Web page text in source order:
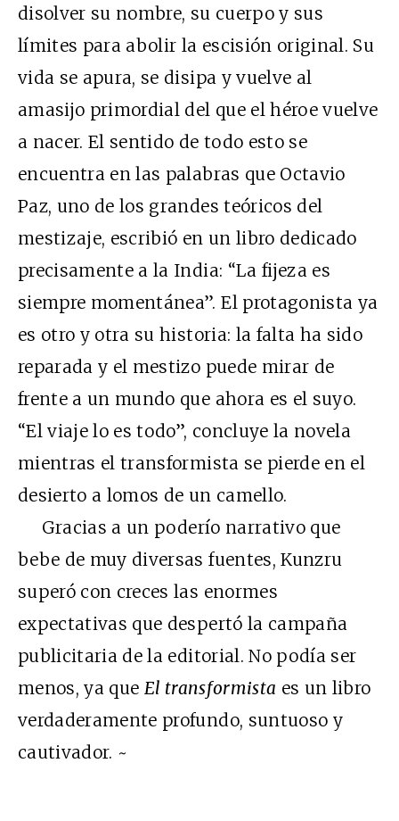
disolver su nombre, su cuerpo y sus
límites para abolir la escisión original. Su
vida se apura, se disipa y vuelve al
amasijo primordial del que el héroe vuelve
a nacer. El sentido de todo esto se
encuentra en las palabras que Octavio
Paz, uno de los grandes teóricos del
mestizaje, escribió en un libro dedicado
precisamente a la India: “La fijeza es
siempre momentánea”. El protagonista ya
es otro y otra su historia: la falta ha sido
reparada y el mestizo puede mirar de
frente a un mundo que ahora es el suyo.
“El viaje lo es todo”, concluye la novela
mientras el transformista se pierde en el
desierto a lomos de un camello.
Gracias a un poderío narrativo que
bebe de muy diversas fuentes, Kunzru
superó con creces las enormes
expectativas que despertó la campaña
publicitaria de la editorial. No podía ser
menos, ya que El transformista es un libro
verdaderamente profundo, suntuoso y
cautivador. ~